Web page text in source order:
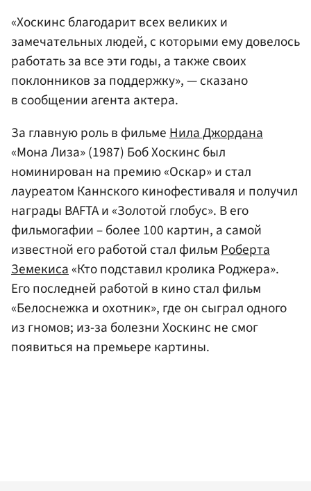
«Хоскинс благодарит всех великих и
замечательных людей, с которыми ему довелось
работать за все эти годы, а также своих
поклонников за поддержку», — сказано
в сообщении агента актера.
За главную роль в фильмеНила Джордана
«Мона Лиза» (1987) Боб Хоскинс был
номинирован на премию «Оскар» и стал
лауреатом Каннского кинофестиваля и получил
награды BAFTA и «Золотой глобус». В его
фильмогафии – более 100 картин, а самой
известной его работой стал фильмРоберта
Земекиса«Кто подставил кролика Роджера».
Его последней работой в кино стал фильм
«Белоснежка и охотник», где он сыграл одного
из гномов; из-за болезни Хоскинс не смог
появиться на премьере картины.